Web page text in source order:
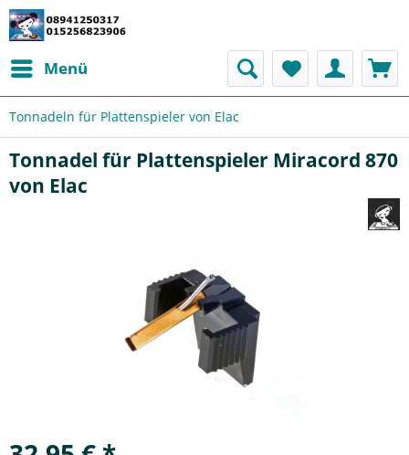
Menü
Tonnadeln für Plattenspieler von Elac
Tonnadel für Plattenspieler Miracord 870
von Elac